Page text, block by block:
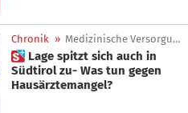
Chronik » Medizinische Versorgung
 Lage spitzt sich auch in
Südtirol zu- Was tun gegen
Hausärztemangel?